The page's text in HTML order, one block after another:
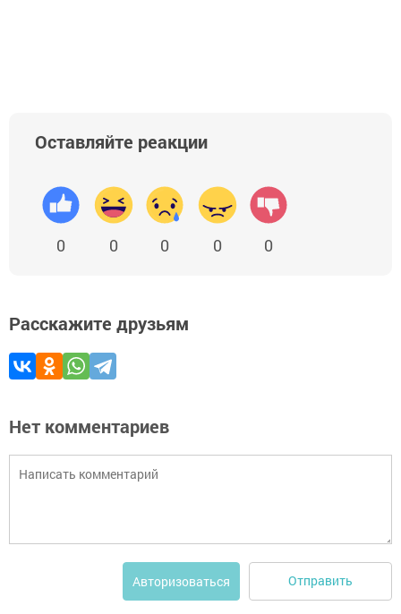
Оставляйте реакции
0 0 0 0 0
Расскажите друзьям
Нет комментариев
Авторизоваться Отправить